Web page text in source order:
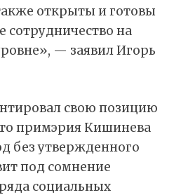
открыты и готовы
сотрудничество на
— заявил Игорь
свою позицию
примэрия Кишинева
без утвержденного
под сомнение
социальных